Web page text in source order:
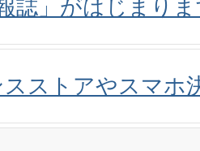
誌」がはじまり
ストアやスマホ